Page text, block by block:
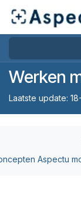
Overslaan naar
Laatste update:
Aspectu